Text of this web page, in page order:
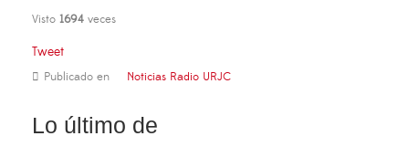
Visto 1694 veces
Tweet
Publicado en Noticias Radio URJC
Lo último de